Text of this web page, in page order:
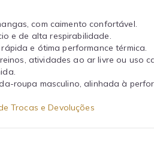
com caimento confortável.
e de alta respirabilidade.
e ótima performance térmica.
atividades ao ar livre ou uso
roupa masculino, alinhada à
Trocas e Devoluções